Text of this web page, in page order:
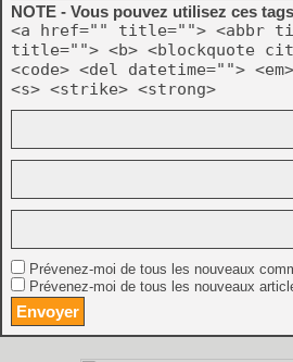
NOTE - Vous pouvez utilisez ces
<a href="" title=""> <abbr
title=""> <b> <blockquote
<code> <del datetime="">
<s> <strike> <strong>
Prévenez-moi de tous les nouveaux
Prévenez-moi de tous les nouveaux